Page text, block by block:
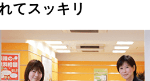
てスッキリ